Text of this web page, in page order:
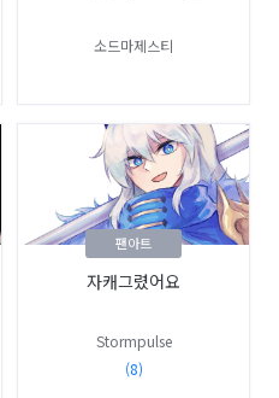
소드마제스티
자캐그렸어요
Stormpulse
(8)
팬아트